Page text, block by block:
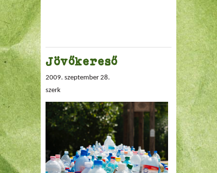
Jövőkereső
2009. szeptember 28.
szerk